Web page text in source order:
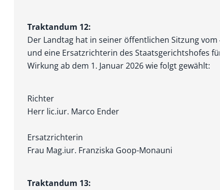
Traktandum 12:
Der Landtag hat in seiner öffentlichen Sitzung
und eine Ersatzrichterin des Staatsgerichtshofes
Wirkung ab dem 1. Januar 2026 wie folgt gewählt:
Richter
Herr lic.iur. Marco Ender
Ersatzrichterin
Frau Mag.iur. Franziska Goop-Monauni
Traktandum 13: